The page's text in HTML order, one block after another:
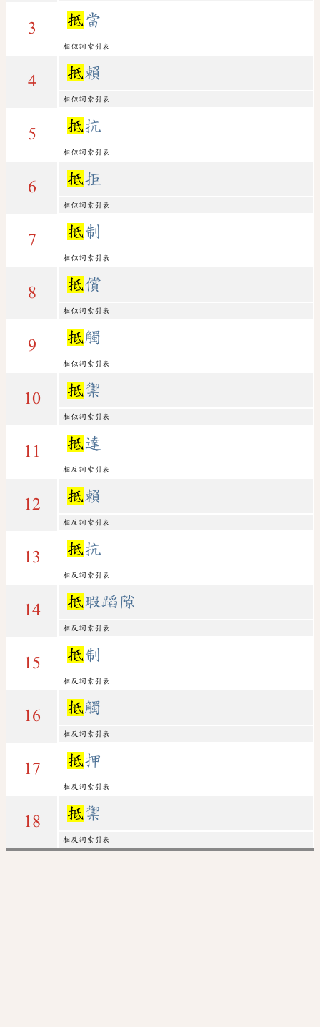
3 抵 當
相似詞索引表
4 抵賴
相似詞索引表
5 抵抗
相似詞索引表
6 抵拒
相似詞索引表
7 抵制
相似詞索引表
8 抵償
相似詞索引表
9 抵觸
相似詞索引表
10 抵禦
相似詞索引表
11 抵達
相反詞索引表
12 抵賴
相反詞索引表
13 抵抗
相反詞索引表
14 抵瑕蹈隙
相反詞索引表
15 抵制
相反詞索引表
16 抵觸
相反詞索引表
17 抵押
相反詞索引表
18 抵禦
相反詞索引表